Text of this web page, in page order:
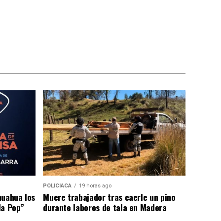
los
Pop”
POLICIACA 19 horas ago
Muere trabajador tras caerle un pino
durante labores de tala en Madera